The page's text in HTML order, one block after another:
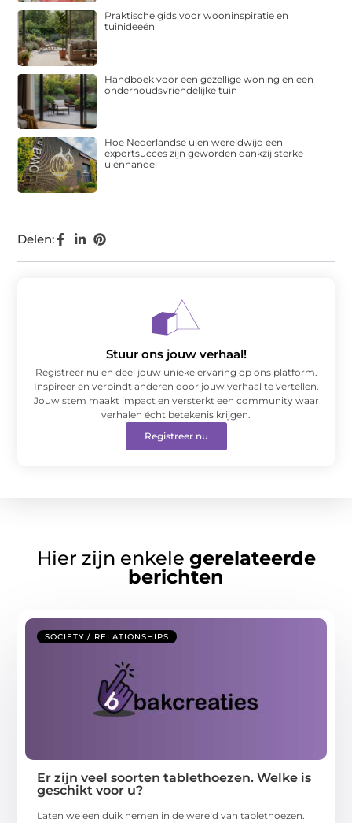
Delen:
Praktische gids voor wooninspiratie en
tuinideeën
Handboek voor een gezellige woning en een
onderhoudsvriendelijke tuin
Hoe Nederlandse uien wereldwijd een
exportsucces zijn geworden dankzij sterke
uienhandel
Stuur ons jouw verhaal!
Registreer nu en deel jouw unieke ervaring op ons platform.
Inspireer en verbindt anderen door jouw verhaal te vertellen.
Jouw stem maakt impact en versterkt een community waar
verhalen écht betekenis krijgen.
Registreer nu
Hier zijn enkele gerelateerde
berichten
SOCIETY / RELATIONSHIPS
Er zijn veel soorten tablethoezen. Welke is
geschikt voor u?
Laten we een duik nemen in de wereld van tablethoezen.